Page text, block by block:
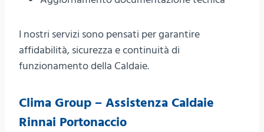
I nostri servizi sono pensati per garantire
affidabilità, sicurezza e continuità di
funzionamento della Caldaie.
Clima Group – Assistenza Caldaie
Rinnai Portonaccio